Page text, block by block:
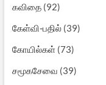
கவிதை(92)
கேள்வி-பதில்(39)
கோயில்கள்(73)
சமூகசேவை (39)